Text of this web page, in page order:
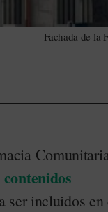
Fachada de la
ser incluidos en